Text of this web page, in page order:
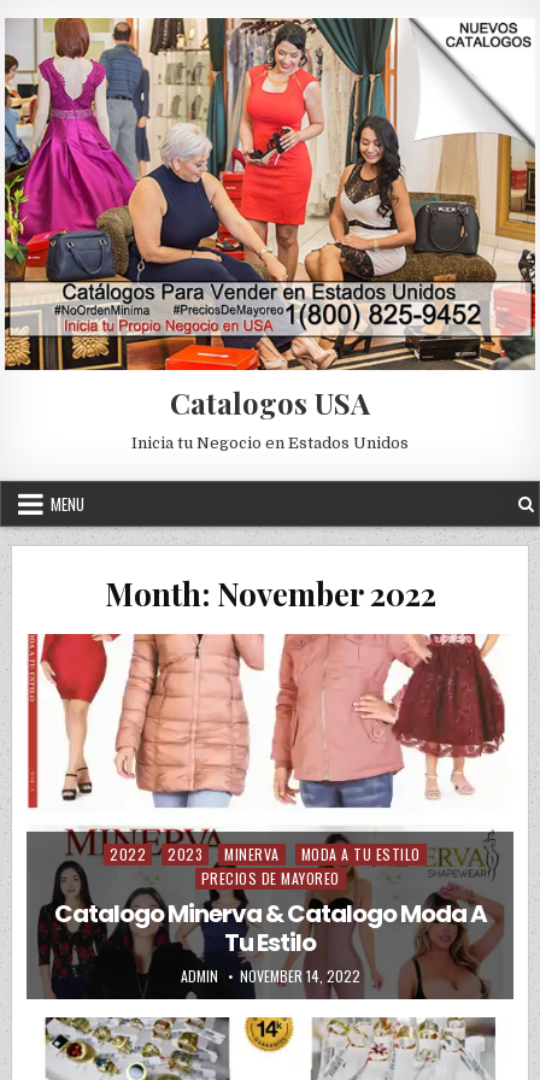
Catalogos USA
Inicia tu Negocio en Estados Unidos
MENU
Month: November 2022
Posted in
2022 2023 MINERVA
MODA A TU ESTILO
PRECIOS DE MAYOREO
Catalogo Minerva & Catalogo Moda A
Tu Estilo
AUTHOR:
ADMIN PUBLISHED DATE:
NOVEMBER 14, 2022